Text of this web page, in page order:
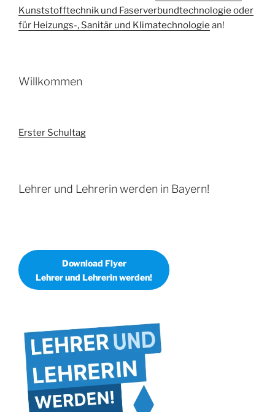
Kunststofftechnik und Faserverbundtechnologie oder
für Heizungs-, Sanitär und Klimatechnologie an!
Willkommen
Erster Schultag
Lehrer und Lehrerin werden in Bayern!
Download Flyer
Lehrer und Lehrerin werden!